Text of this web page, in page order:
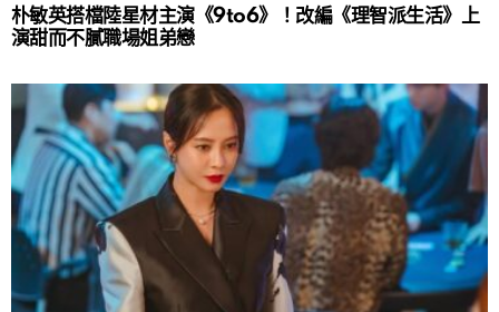
朴敏英搭檔陸星材主演《9to6》！改編《理智派生活》上
演甜而不膩職場姐弟戀